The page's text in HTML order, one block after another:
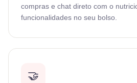
compras e chat direto com o
funcionalidades no seu bolso.
🤝